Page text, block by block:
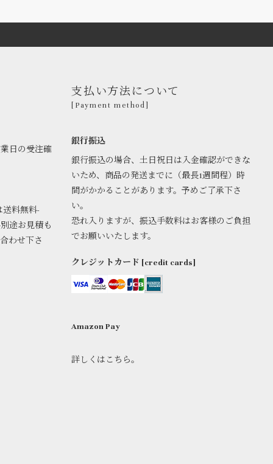
日の受注確
送料無料-
途お見積も
わせ下さ
支払い方法について
[Payment method]
銀行振込
銀行振込の場合、土日祝日は入金確認ができな
いため、商品の発送までに（最長1週間程）時
間がかかることがあります。予めご了承下さ
い。
恐れ入りますが、振込手数料はお客様のご負担
でお願いいたします。
クレジットカード [credit cards]
Amazon Pay
詳しくはこちら。